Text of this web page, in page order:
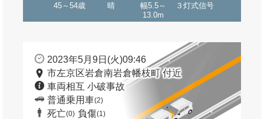
45～54歳 晴
幅5.5～
13.0m
３灯式信号
2023年5月9日(火)09:46
市左京区岩倉南岩倉幡枝町 付近
車両相互 小破事故
普通乗用車(2)
死亡(0) 負傷(1)